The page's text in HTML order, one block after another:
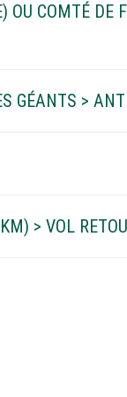
OU COMTÉ DE
GÉANTS >
> VOL